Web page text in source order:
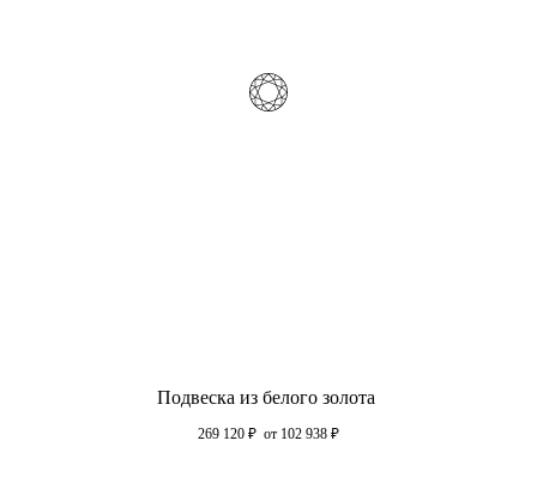
Подвеска из белого золота
269 120 ₽ от 102 938 ₽